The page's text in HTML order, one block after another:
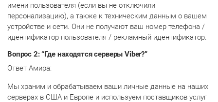
имени пользователя (если вы не отключили
персонализацию), а также к техническим данным о вашем
устройстве и сети. Они не получают ваш номер телефона /
идентификатор пользователя / рекламный идентификатор.
Вопрос 2: “Где находятся серверы Viber?”
Ответ Амира:
Мы храним и обрабатываем ваши личные данные на наших
серверах в США и Европе и используем поставщиков услуг